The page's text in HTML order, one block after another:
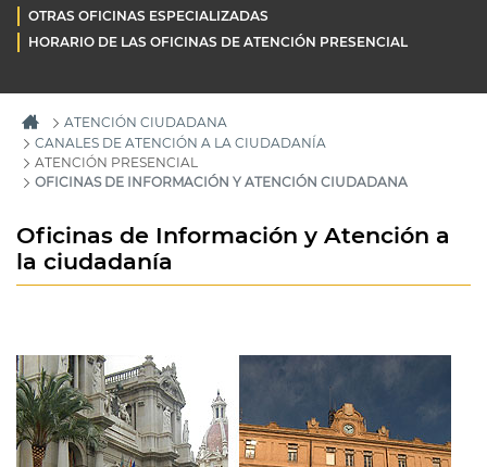
OTRAS OFICINAS ESPECIALIZADAS
HORARIO DE LAS OFICINAS DE ATENCIÓN PRESENCIAL
ATENCIÓN CIUDADANA
CANALES DE ATENCIÓN A LA CIUDADANÍA
ATENCIÓN PRESENCIAL
OFICINAS DE INFORMACIÓN Y ATENCIÓN CIUDADANA
Oficinas de Información y Atención a
la ciudadanía